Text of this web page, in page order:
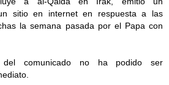
sitio en internet en respuesta a las
la semana pasada por el Papa con
del comunicado no ha podido ser